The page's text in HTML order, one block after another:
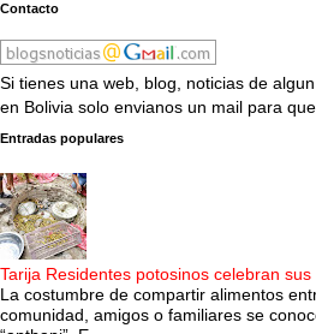
Contacto
Si tienes una web, blog, noticias de
en Bolivia solo envianos un mail para
Entradas populares
Tarija Residentes potosinos celebran sus
La costumbre de compartir alimentos
comunidad, amigos o familiares se